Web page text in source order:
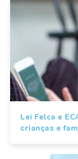
Lei Felca e
crianças e